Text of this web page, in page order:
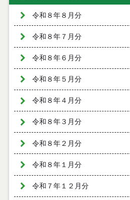
令和８年８月分
令和８年７月分
令和８年６月分
令和８年５月分
令和８年４月分
令和８年３月分
令和８年２月分
令和８年１月分
令和７年１２月分